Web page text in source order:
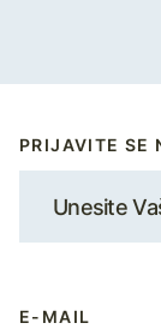
PRIJAVITE SE
E-MAIL